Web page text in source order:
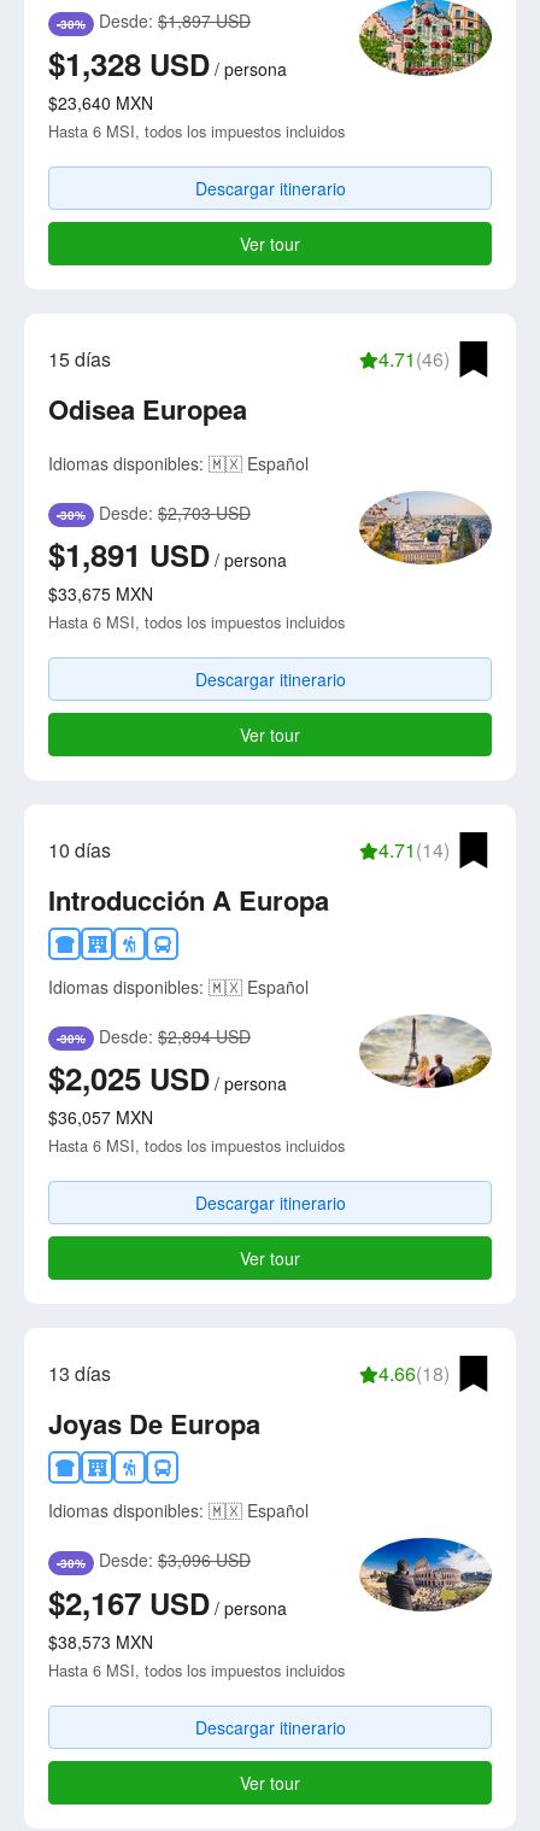
-30% Desde: $1,897 USD
$1,328 USD / persona
$23,640 MXN
Hasta 6 MSI, todos los impuestos incluidos
Descargar itinerario
Ver tour
15 días 4.71(46)
Odisea Europea
Idiomas disponibles: 🇲🇽 Español
-30% Desde: $2,703 USD
$1,891 USD / persona
$33,675 MXN
Hasta 6 MSI, todos los impuestos incluidos
Descargar itinerario
Ver tour
10 días 4.71(14)
Introducción A Europa
Idiomas disponibles: 🇲🇽 Español
-30% Desde: $2,894 USD
$2,025 USD / persona
$36,057 MXN
Hasta 6 MSI, todos los impuestos incluidos
Descargar itinerario
Ver tour
13 días 4.66(18)
Joyas De Europa
Idiomas disponibles: 🇲🇽 Español
-30% Desde: $3,096 USD
$2,167 USD / persona
$38,573 MXN
Hasta 6 MSI, todos los impuestos incluidos
Descargar itinerario
Ver tour